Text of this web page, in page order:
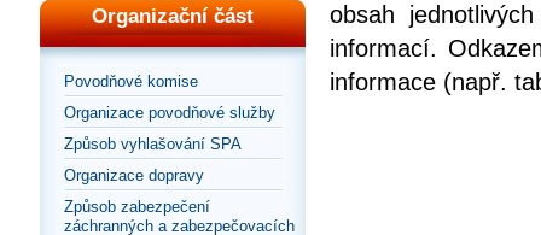
Organizační část
Povodňové komise
Organizace povodňové služby
Způsob vyhlašování SPA
Organizace dopravy
Způsob zabezpečení
záchranných a zabezpečovacích
obsah
informací.
informace (např.